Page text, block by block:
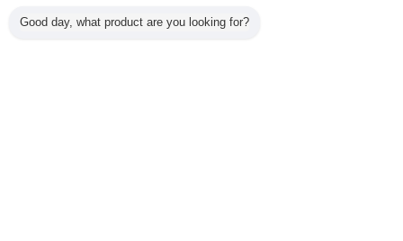
Good day, what product are you looking for?